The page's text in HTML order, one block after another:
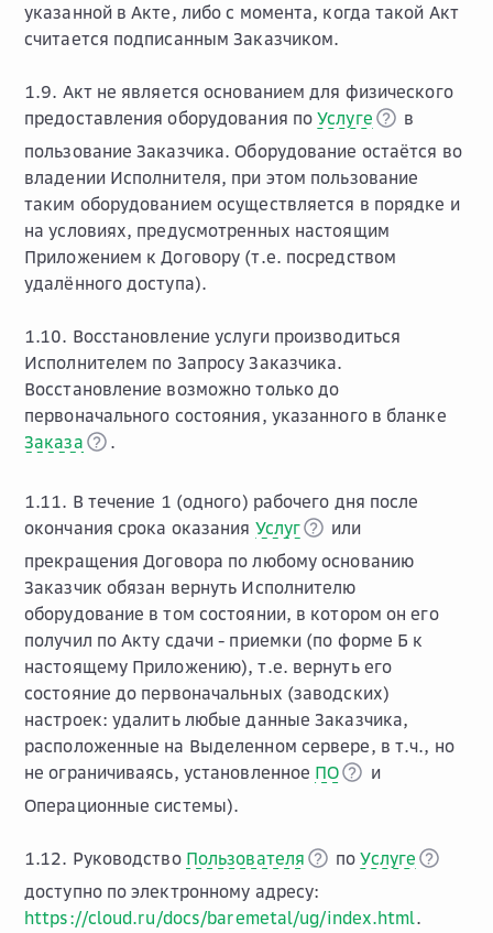
указанной в Акте, либо с момента, когда такой Акт
считается подписанным Заказчиком.
1.9. Акт не является основанием для физического
предоставления оборудования поУслуге
в
пользование Заказчика. Оборудование остаётся во
владении Исполнителя, при этом пользование
таким оборудованием осуществляется в порядке и
на условиях, предусмотренных настоящим
Приложением к Договору (т.е. посредством
удалённого доступа).
1.10. Восстановление услуги производиться
Исполнителем по Запросу Заказчика.
Восстановление возможно только до
первоначального состояния, указанного в бланке
Заказа
.
1.11. В течение 1 (одного) рабочего дня после
окончания срока оказания Услуг
или
прекращения Договора по любому основанию
Заказчик обязан вернуть Исполнителю
оборудование в том состоянии, в котором он его
получил по Акту сдачи - приемки (по форме Б к
настоящему Приложению), т.е. вернуть его
состояние до первоначальных (заводских)
настроек: удалить любые данные Заказчика,
расположенные на Выделенном сервере, в т.ч., но
не ограничиваясь, установленное ПО
и
Операционные системы).
1.12. Руководство Пользователя поУслуге
доступно по электронному адресу:
https://cloud.ru/docs/baremetal/ug/index.html.